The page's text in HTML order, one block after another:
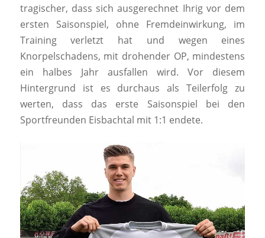
tragischer, dass sich ausgerechnet Ihrig vor dem
ersten Saisonspiel, ohne Fremdeinwirkung, im
Training verletzt hat und wegen eines
Knorpelschadens, mit drohender OP, mindestens
ein halbes Jahr ausfallen wird. Vor diesem
Hintergrund ist es durchaus als Teilerfolg zu
werten, dass das erste Saisonspiel bei den
Sportfreunden Eisbachtal mit 1:1 endete.